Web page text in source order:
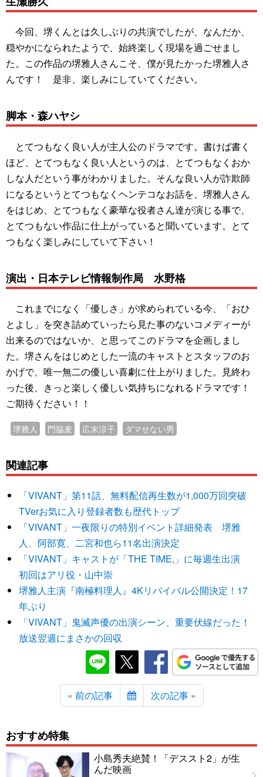
今回、堺くんとは久しぶりの共演でしたが、なんだか、
穏やかになられたようで、始終楽しく現場を過ごせまし
た。この作品の堺雅人さんこそ、僕が見たかった堺雅人さ
んです！ 是非、楽しみにしていてください。
脚本・森ハヤシ
とてつもなく良い人が主人公のドラマです。書けば書く
ほど、とてつもなく良い人というのは、とてつもなくおか
しな人だという事がわかりました。そんな良い人が詐欺師
になるというとてつもなくヘンテコなお話を、堺雅人さん
をはじめ、とてつもなく豪華な役者さん達が演じる事で、
とてつもない作品に仕上がっていると聞いています。とて
つもなく楽しみにしていて下さい！
演出・日本テレビ情報制作局 水野格
これまでになく「優しさ」が求められている今、「おひ
とよし」を突き詰めていったら見た事のないコメディーが
出来るのではないか、と思ってこのドラマを企画しまし
た。堺さんをはじめとした一流のキャストとスタッフのお
かげで、唯一無二の優しい喜劇に仕上がりました。見終わ
った後、きっと楽しく優しい気持ちになれるドラマです！
ご期待ください！！
堺雅人 門脇麦 広末涼子 ダマせない男
関連記事
「VIVANT」第11話、無料配信再生数が1,000万回突破
TVerお気に入り登録者数も歴代トップ
「VIVANT」一夜限りの特別イベント詳細発表 堺雅
人、阿部寛、二宮和也ら11名出演決定
「VIVANT」キャストが「THE TIME,」に毎週生出演
初回はアリ役・山中崇
堺雅人主演『南極料理人』4Kリバイバル公開決定！17
年ぶり
「VIVANT」鬼滅声優の出演シーン、重要伏線だった！
放送翌週にまさかの回収
« 前の記事 次の記事 »
おすすめ特集
小島秀夫絶賛！「デススト2」が生
んだ映画